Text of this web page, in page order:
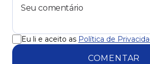
Eu li e aceito as Política de
COMENTAR